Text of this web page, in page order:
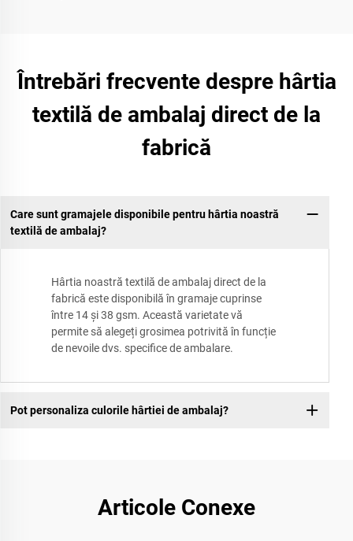
Întrebări frecvente despre hârtia
textilă de ambalaj direct de la
fabrică
Care sunt gramajele disponibile pentru hârtia noastră
textilă de ambalaj?
Hârtia noastră textilă de ambalaj direct de la
fabrică este disponibilă în gramaje cuprinse
între 14 și 38 gsm. Această varietate vă
permite să alegeți grosimea potrivită în funcție
de nevoile dvs. specifice de ambalare.
Pot personaliza culorile hârtiei de ambalaj?
Articole Conexe